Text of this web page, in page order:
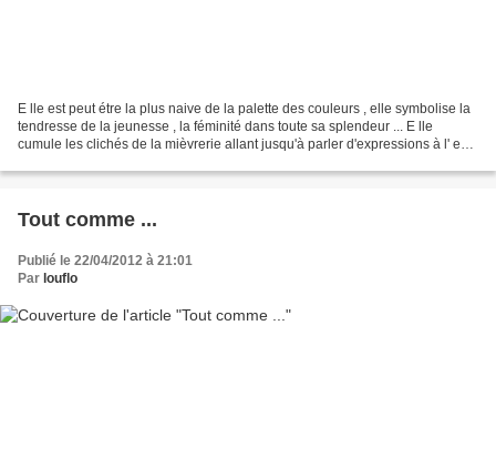
E lle est peut étre la plus naive de la palette des couleurs , elle symbolise la
tendresse de la jeunesse , la féminité dans toute sa splendeur ... E lle
cumule les clichés de la mièvrerie allant jusqu'à parler d'expressions à l' eau
Tout comme ...
Publié le 22/04/2012 à 21:01
Par louflo